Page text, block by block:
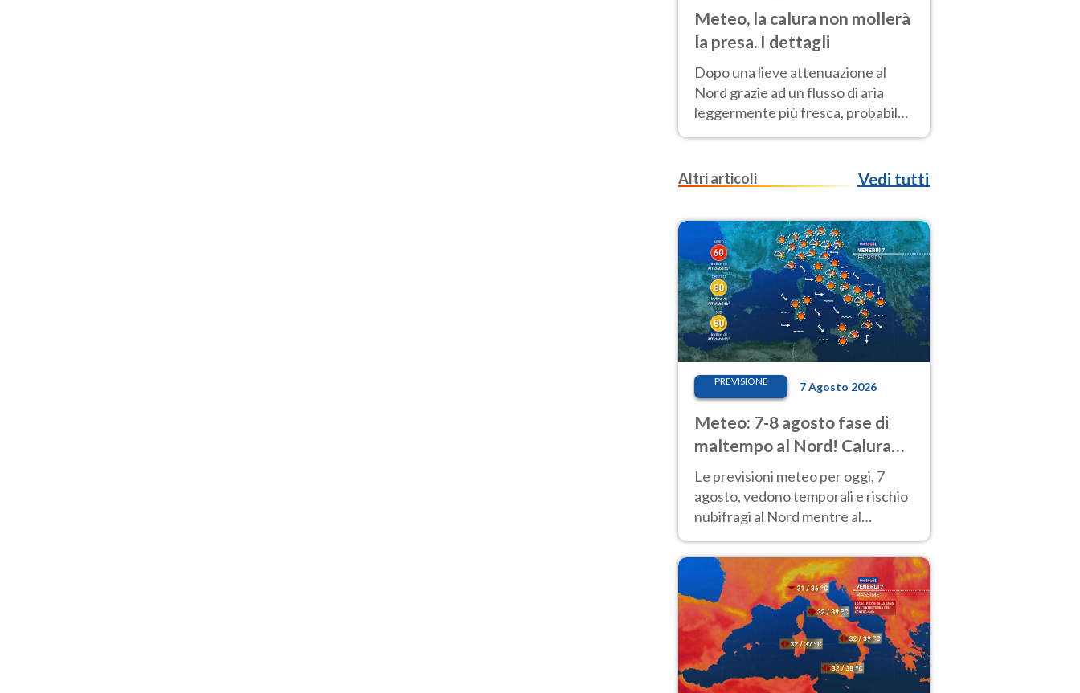
Meteo, la calura non mollerà
la presa. I dettagli
Dopo una lieve attenuazione al
Nord grazie ad un flusso di aria
leggermente più fresca, probabile
nuovo rinforzo dell’anticiclone
Altri articoli
Vedi tutti
PREVISIONE 7 Agosto 2026
Meteo: 7-8 agosto fase di
maltempo al Nord! Calura
fino a Ferragosto
Le previsioni meteo per oggi, 7
agosto, vedono temporali e rischio
nubifragi al Nord mentre al
molto intenso.